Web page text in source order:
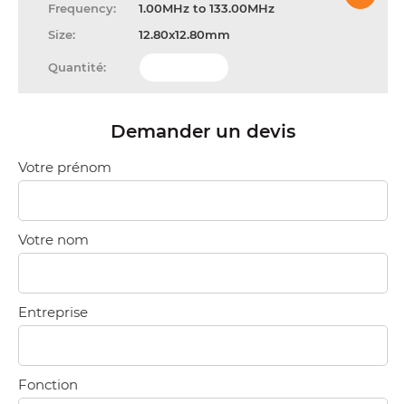
1.00MHz to 133.00MHz
12.80x12.80mm
Demander un devis
Votre prénom
Votre nom
Entreprise
Fonction